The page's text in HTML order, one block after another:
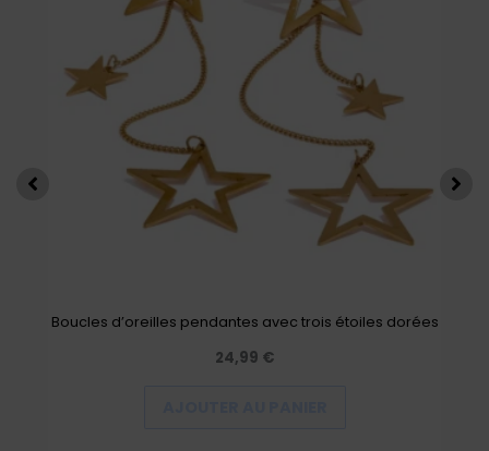
Boucles d’oreilles pendantes avec trois étoiles dorées
24,99 €